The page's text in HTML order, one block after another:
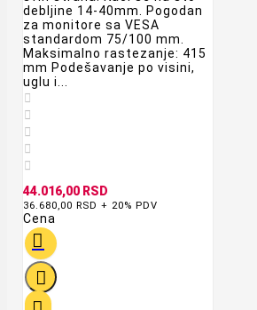
debljine 14-40mm. Pogodan
za monitore sa VESA
standardom 75/100 mm.
Maksimalno rastezanje: 415
mm Podešavanje po visini,
uglu i...





44.016,00 RSD
36.680,00 RSD + 20% PDV
Cena

